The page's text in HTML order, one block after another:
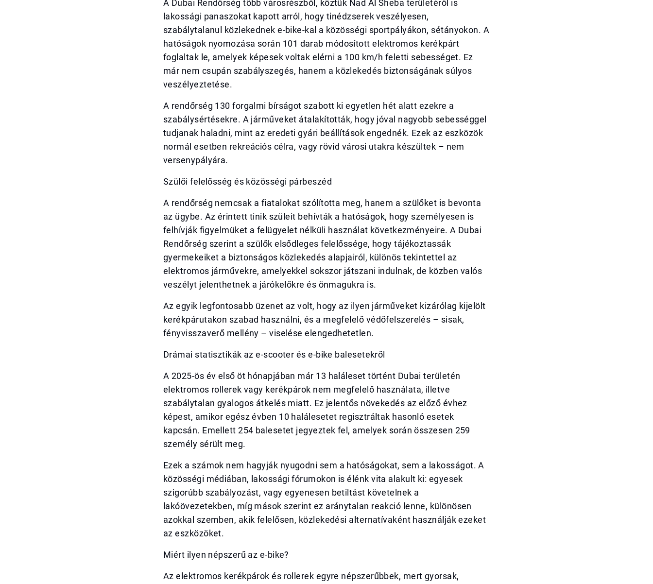
A Dubai Rendőrség több városrészből, köztük Nad Al Sheba területéről is
lakossági panaszokat kapott arról, hogy tinédzserek veszélyesen,
szabálytalanul közlekednek e-bike-kal a közösségi sportpályákon, sétányokon. A
hatóságok nyomozása során 101 darab módosított elektromos kerékpárt
foglaltak le, amelyek képesek voltak elérni a 100 km/h feletti sebességet. Ez
már nem csupán szabályszegés, hanem a közlekedés biztonságának súlyos
veszélyeztetése.
A rendőrség 130 forgalmi bírságot szabott ki egyetlen hét alatt ezekre a
szabálysértésekre. A járműveket átalakították, hogy jóval nagyobb sebességgel
tudjanak haladni, mint az eredeti gyári beállítások engednék. Ezek az eszközök
normál esetben rekreációs célra, vagy rövid városi utakra készültek – nem
versenypályára.
Szülői felelősség és közösségi párbeszéd
A rendőrség nemcsak a fiatalokat szólította meg, hanem a szülőket is bevonta
az ügybe. Az érintett tinik szüleit behívták a hatóságok, hogy személyesen is
felhívják figyelmüket a felügyelet nélküli használat következményeire. A Dubai
Rendőrség szerint a szülők elsődleges felelőssége, hogy tájékoztassák
gyermekeiket a biztonságos közlekedés alapjairól, különös tekintettel az
elektromos járművekre, amelyekkel sokszor játszani indulnak, de közben valós
veszélyt jelenthetnek a járókelőkre és önmagukra is.
Az egyik legfontosabb üzenet az volt, hogy az ilyen járműveket kizárólag kijelölt
kerékpárutakon szabad használni, és a megfelelő védőfelszerelés – sisak,
fényvisszaverő mellény – viselése elengedhetetlen.
Drámai statisztikák az e-scooter és e-bike balesetekről
A 2025-ös év első öt hónapjában már 13 haláleset történt Dubai területén
elektromos rollerek vagy kerékpárok nem megfelelő használata, illetve
szabálytalan gyalogos átkelés miatt. Ez jelentős növekedés az előző évhez
képest, amikor egész évben 10 halálesetet regisztráltak hasonló esetek
kapcsán. Emellett 254 balesetet jegyeztek fel, amelyek során összesen 259
személy sérült meg.
Ezek a számok nem hagyják nyugodni sem a hatóságokat, sem a lakosságot. A
közösségi médiában, lakossági fórumokon is élénk vita alakult ki: egyesek
szigorúbb szabályozást, vagy egyenesen betiltást követelnek a
lakóövezetekben, míg mások szerint ez aránytalan reakció lenne, különösen
azokkal szemben, akik felelősen, közlekedési alternatívaként használják ezeket
az eszközöket.
Miért ilyen népszerű az e-bike?
Az elektromos kerékpárok és rollerek egyre népszerűbbek, mert gyorsak,